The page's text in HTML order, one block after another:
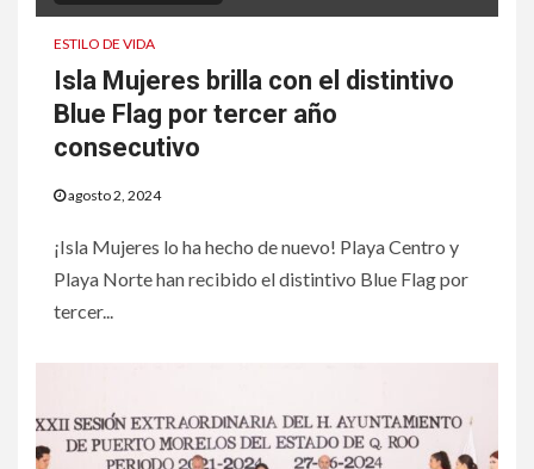
ESTILO DE VIDA
Isla Mujeres brilla con el distintivo
Blue Flag por tercer año
consecutivo
agosto 2, 2024
¡Isla Mujeres lo ha hecho de nuevo! Playa Centro y
Playa Norte han recibido el distintivo Blue Flag por
tercer...